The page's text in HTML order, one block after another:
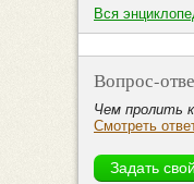
Вся
Вопрос-
Чем пролить
Смотреть